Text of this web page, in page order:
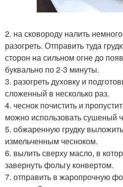
2. на сковороду налить
разогреть. Отправить туда
сторон на сильном огне до
буквально по 2-3 минуты.
3. разогреть духовку и
сложенный в несколько раз.
4. чеснок почистить и
можно использовать сушеный
5. обжаренную грудку
измельченным чесноком.
6. вылить сверху масло, в
завернуть фольгу конвертом.
7. отправить в жаропрочную